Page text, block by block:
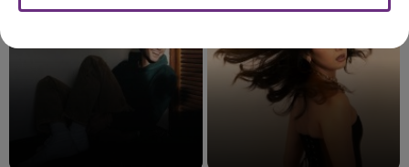
10h30
10h30 10h27
10h27